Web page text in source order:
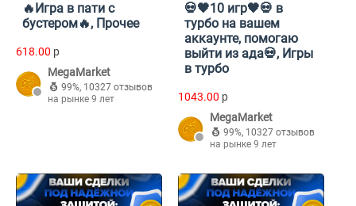
🔥Игра в пати с
бустером🔥, Прочее
618.00 p
MegaMarket
99%, 10327 отзывов
на рынке 9 лет
💀🖤10 игр🖤💀 в
турбо на вашем
аккаунте, помогаю
выйти из ада💀, Игры
в турбо
1043.00 p
MegaMarket
99%, 10327 отзывов
на рынке 9 лет